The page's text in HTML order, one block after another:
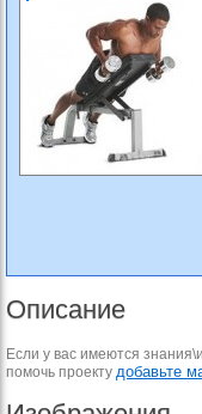
Описание
Если у вас имеются
помочь проекту добавьте